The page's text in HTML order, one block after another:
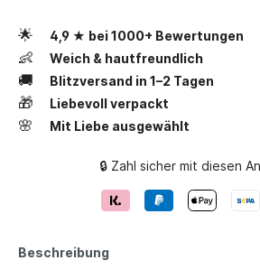
🌟 4,9 ★ bei 1000+ Bewertungen
👶 Weich & hautfreundlich
🚚 Blitzversand in 1–2 Tagen
🎁 Liebevoll verpackt
🌸 Mit Liebe ausgewählt
🔒 Zahl sicher mit diesen
Beschreibung